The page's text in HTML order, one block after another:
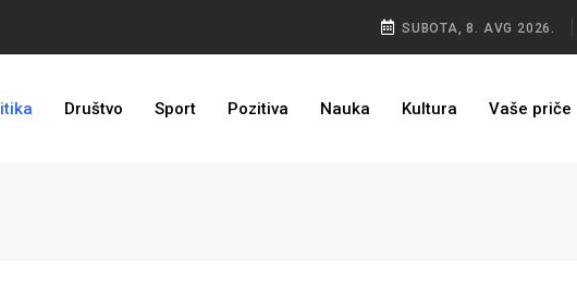
SUBOTA, 8. AVG 2026.
Društvo Sport Pozitiva Nauka Kultura Vaše priče